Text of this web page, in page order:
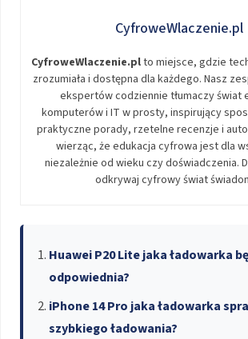
CyfroweWlaczenie.pl
CyfroweWlaczenie.plto miejsce, gdzie
zrozumiała i dostępna dla każdego. Nasz
ekspertów codziennie tłumaczy świat
komputerów i IT w prosty, inspirujący
praktyczne porady, rzetelne recenzje i
wierząc, że edukacja cyfrowa jest dla
niezależnie od wieku czy doświadczenia.
odkrywaj cyfrowy świat
Huawei P20 Lite jaka ładowarka
odpowiednia?
iPhone 14 Pro jaka ładowarka
szybkiego ładowania?